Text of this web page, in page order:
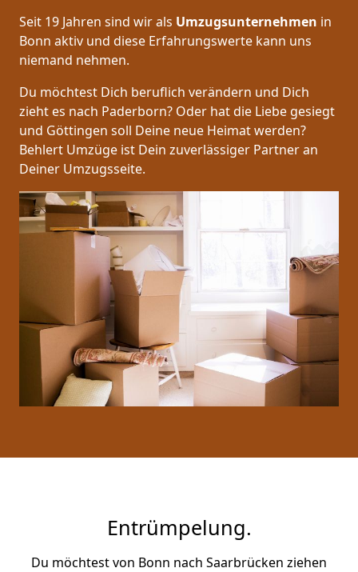
Seit 19 Jahren sind wir als Umzugsunternehmen in
Bonn aktiv und diese Erfahrungswerte kann uns
niemand nehmen.
Du möchtest Dich beruflich verändern und Dich
zieht es nach Paderborn? Oder hat die Liebe gesiegt
und Göttingen soll Deine neue Heimat werden?
Behlert Umzüge ist Dein zuverlässiger Partner an
Deiner Umzugsseite.
Entrümpelung.
Du möchtest von Bonn nach Saarbrücken ziehen